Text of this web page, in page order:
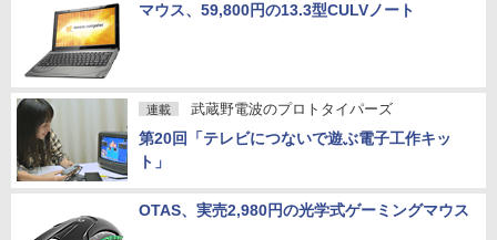
マウス、59,800円の13.3型CULVノート
連載 武蔵野電波のプロトタイパーズ
第20回「テレビにつないで遊ぶ電子工作キッ
ト」
OTAS、実売2,980円の光学式ゲーミングマウス